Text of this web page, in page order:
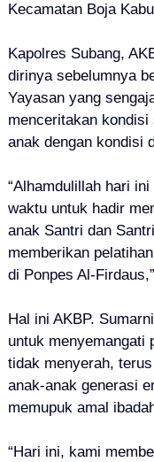
Kecamatan Boja
Kapolres Subang,
dirinya sebelumnya
Yayasan yang
menceritakan
anak dengan kondisi
“Alhamdulillah hari
waktu untuk hadir
anak Santri dan
memberikan
di Ponpes Al-
Hal ini AKBP.
untuk menyemangati
tidak menyerah,
anak-anak generasi
memupuk amal
“Hari ini, kami